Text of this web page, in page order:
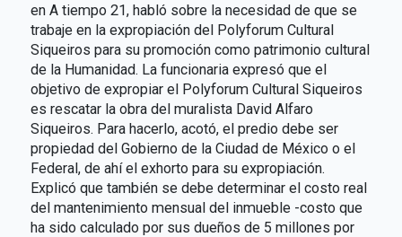
en A tiempo 21, habló sobre la necesidad de que se
trabaje en la expropiación del Polyforum Cultural
Siqueiros para su promoción como patrimonio cultural
de la Humanidad. La funcionaria expresó que el
objetivo de expropiar el Polyforum Cultural Siqueiros
es rescatar la obra del muralista David Alfaro
Siqueiros. Para hacerlo, acotó, el predio debe ser
propiedad del Gobierno de la Ciudad de México o el
Federal, de ahí el exhorto para su expropiación.
Explicó que también se debe determinar el costo real
del mantenimiento mensual del inmueble -costo que
ha sido calculado por sus dueños de 5 millones por